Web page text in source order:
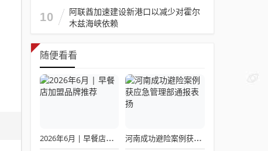
10
阿联酋加速建设新港口以减少对霍尔
木兹海峡依赖
随便看看
2026年6月 | 早餐店加盟品牌推荐 河南成功避险案例获应急管理部通报表扬